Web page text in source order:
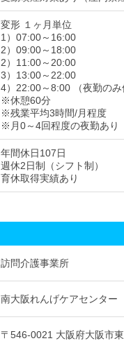
変形 １ヶ月単位
1）07:00～16:00
2）09:00～18:00
2）11:00～20:00
3）13:00～22:00
4）22:00～8:00 （夜勤のみ
※休憩60分
※残業平均3時間/月程度
※月0～4回程度の夜勤あり
年間休日107日
週休2日制（シフト制）
育休取得実績あり
訪問介護事業所
南大阪れんげケアセンター
〒546-0021 大阪府大阪市